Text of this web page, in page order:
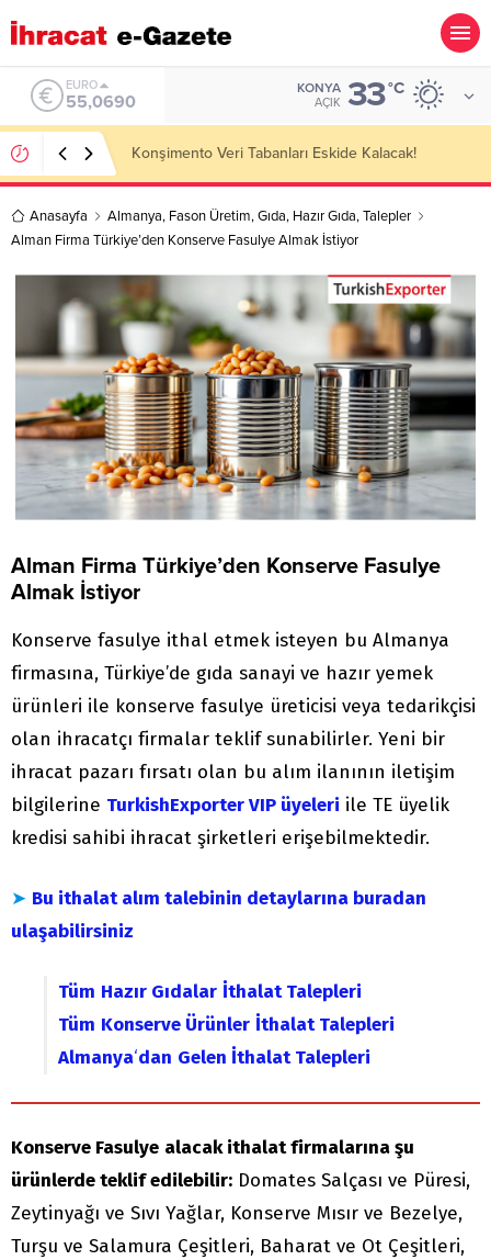
ALTIN
6.525,39
KONYA
AÇIK 33°C
Kazakhstan Importer Companies Lists
Anasayfa Almanya, Fason Üretim,Gıda, Hazır Gıda,Talepler
Alman Firma Türkiye’den Konserve Fasulye Almak İstiyor
Alman Firma Türkiye’den Konserve Fasulye
Almak İstiyor
Konserve fasulye ithal etmek isteyen bu Almanya
firmasına, Türkiye’de gıda sanayi ve hazır yemek
ürünleri ile konserve fasulye üreticisi veya tedarikçisi
olan ihracatçı firmalar teklif sunabilirler. Yeni bir
ihracat pazarı fırsatı olan bu alım ilanının iletişim
bilgilerine TurkishExporter VIP üyeleri ile TE üyelik
kredisi sahibi ihracat şirketleri erişebilmektedir.
➤ Bu ithalat alım talebinin detaylarına buradan
ulaşabilirsiniz
Tüm Hazır Gıdalar İthalat Talepleri
Tüm Konserve Ürünler İthalat Talepleri
Almanya‘dan Gelen İthalat Talepleri
Konserve Fasulye alacak ithalat firmalarına şu
ürünlerde teklif edilebilir: Domates Salçası ve Püresi,
Zeytinyağı ve Sıvı Yağlar, Konserve Mısır ve Bezelye,
Turşu ve Salamura Çeşitleri, Baharat ve Ot Çeşitleri,